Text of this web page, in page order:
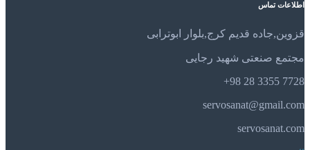
اطلاعات تماس
قزوین,جاده قدیم کرج,بلوار ابوترابی
مجتمع صنعتی شهید رجایی
7728 3355 28 98+
servosanat@gmail.com
servosanat.com